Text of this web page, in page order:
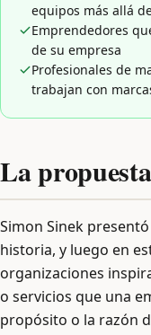
equipos más allá
Emprendedores
de su empresa
Profesionales de
trabajan con
La
Simon Sinek
historia, y luego en
organizaciones
o servicios que una
propósito o la razón